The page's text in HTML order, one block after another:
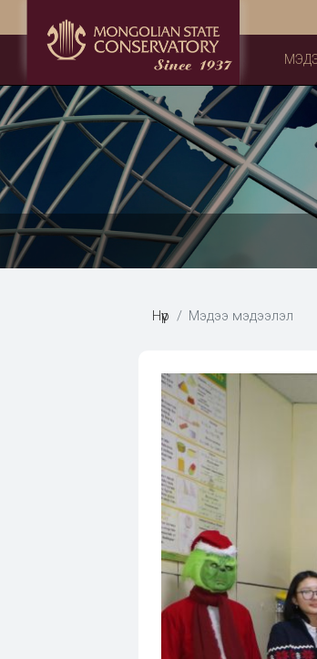
Нүүр Мэдээ мэдээлэл